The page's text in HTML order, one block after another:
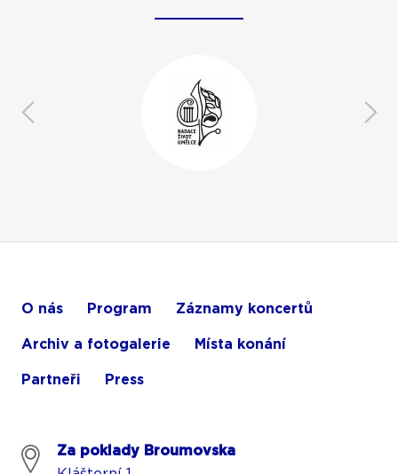
O nás Program Záznamy koncertů
Archiv a fotogalerie Místa konání
Partneři Press
Za poklady Broumovska